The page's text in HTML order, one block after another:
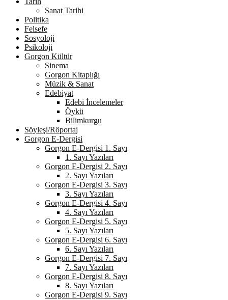
Sanat Tarihi
Politika
Felsefe
Sosyoloji
Psikoloji
Gorgon Kültür
Sinema
Gorgon Kitaplığı
Müzik & Sanat
Edebiyat
Edebi İncelemeler
Öykü
Bilimkurgu
Söyleşi/Röportaj
Gorgon E-Dergisi
Gorgon E-Dergisi 1. Sayı
1. Sayı Yazıları
Gorgon E-Dergisi 2. Sayı
2. Sayı Yazıları
Gorgon E-Dergisi 3. Sayı
3. Sayı Yazıları
Gorgon E-Dergisi 4. Sayı
4. Sayı Yazıları
Gorgon E-Dergisi 5. Sayı
5. Sayı Yazıları
Gorgon E-Dergisi 6. Sayı
6. Sayı Yazıları
Gorgon E-Dergisi 7. Sayı
7. Sayı Yazıları
Gorgon E-Dergisi 8. Sayı
8. Sayı Yazıları
Gorgon E-Dergisi 9. Sayı